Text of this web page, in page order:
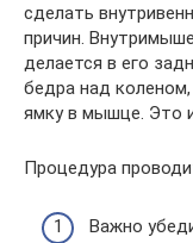
сделать
причин.
делается в его
бедра над
ямку в мышце. Это
Процедура
Важно